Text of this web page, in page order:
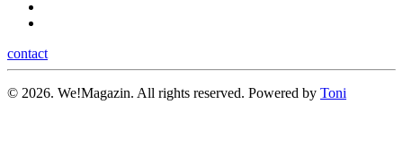
contact
© 2026. We!Magazin. All rights reserved. Powered by Toni